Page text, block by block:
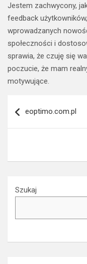
Jestem zachwycony,
feedback
wprowadzanych
społeczności i
sprawia, że czuję się
poczucie, że mam
motywujące.
wpisu
eoptimo.com.pl
Szukaj